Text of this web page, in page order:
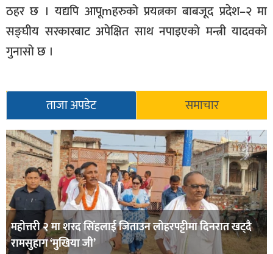
ठहर छ । यद्यपि आपूmहरुको प्रयत्नका बाबजूद प्रदेश–२ मा
सङ्घीय सरकारबाट अपेक्षित साथ नपाइएको मन्त्री यादवको
गुनासो छ ।
ताजा अपडेट समाचार
महोत्तरी २ मा शरद सिंहलाई जिताउन लोहरपट्टीमा दिनरात खट्दै
रामसुहाग ‘मुखिया जी’